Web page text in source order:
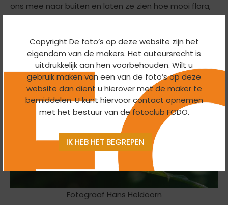
Copyright De foto’s op deze website zijn het
eigendom van de makers. Het auteursrecht is
uitdrukkelijk aan hen voorbehouden. Wilt u
gebruik maken van een van de foto’s op deze
website dan dient u hierover met de maker te
bemiddelen. U kunt hiervoor contact opnemen
met het bestuur van de fotoclub FODO.
IK HEB HET BEGREPEN
ons mee naar buiten en laten ze zien hoe mooi flora,
Fotograaf Hans Heldoorn